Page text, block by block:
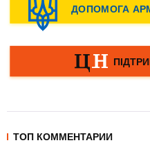
ТОП КОММЕНТАРИИ